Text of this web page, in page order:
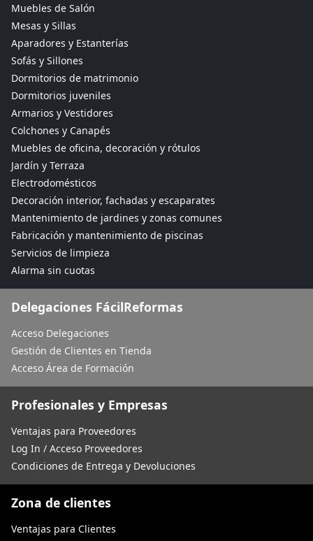
Muebles de Salón
Mesas y Sillas
Aparadores y Estanterías
Sofás y Sillones
Dormitorios de matrimonio
Dormitorios juveniles
Armarios y Vestidores
Colchones y Canapés
Muebles de oficina, decoración y rótulos
Jardín y Terraza
Electrodomésticos
Decoración interior, fachadas y escaparates
Mantenimiento de jardines y zonas comunes
Fabricación y mantenimiento de piscinas
Servicios de limpieza
Alarma sin cuotas
Delegaciones FácilReformas
Acceso Delegaciones
Gestión de Clientes en Tienda
Acceso Área de Formación
Profesionales y Empresas
Ventajas para Proveedores
Log In / Acceso Proveedores
Condiciones de Entrega y Devoluciones
Zona de clientes
Ventajas para Clientes